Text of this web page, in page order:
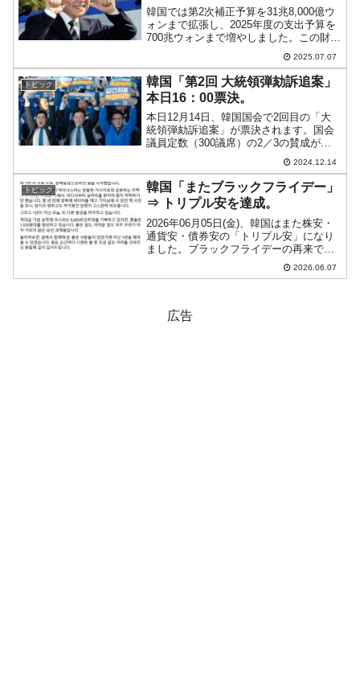
韓国では第2次補正予算を31兆8,000億ウ
ォンまで拡張し、2025年度の支出予算を
700兆ウォンまで増やしました。この財源
はほとんどを赤字国債によって補填しま
す。大丈夫なの？――という話ですが、
実は韓国の『NABO』（国会予算政策
処）も警...
2025.07.07
トピック
韓国「第2回 大統領弾劾訴追案」
本日16：00票決。
本日12月14日、韓国国会で2回目の「大
統領弾劾訴追案」が票決されます。国会
議員定数（300議席）の2／3の賛成が必
要ですので、200人が賛成しなければなり
ません。政府与党『国民の力』が108人で
すから、離反議員が8人出ると弾劾訴追案
が可決...
2024.12.14
トピック
韓国「またブラックフライデー」
⇒ トリプル安を達成。
2026年06月05日(金)、韓国はまた株安・
通貨安・債券安の「トリプル安」になり
ました。ブラックフライデーの再来で
『Investing.com』より引用：以下同）。
2026.06.07
広告